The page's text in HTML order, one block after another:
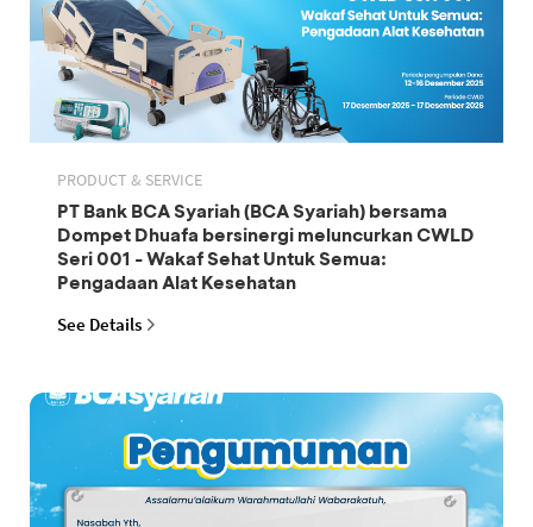
PRODUCT & SERVICE
PT Bank BCA Syariah (BCA Syariah) bersama
Dompet Dhuafa bersinergi meluncurkan CWLD
Seri 001 - Wakaf Sehat Untuk Semua:
Pengadaan Alat Kesehatan
See Details